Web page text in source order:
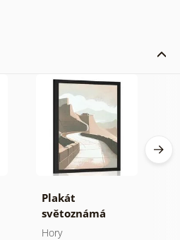
Plakát
světoznámá
Čínská zeď
Hory